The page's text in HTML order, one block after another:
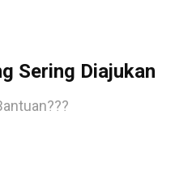
Sering Diajukan